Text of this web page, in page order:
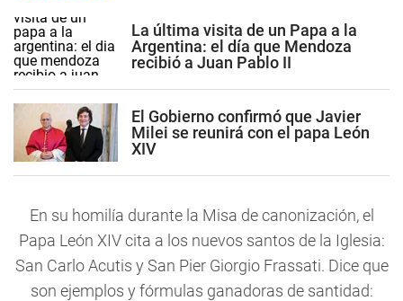
La última visita de un Papa a la
Argentina: el día que Mendoza
recibió a Juan Pablo II
El Gobierno confirmó que Javier
Milei se reunirá con el papa León
XIV
En su homilía durante la Misa de canonización, el
Papa León XIV cita a los nuevos santos de la Iglesia:
San Carlo Acutis y San Pier Giorgio Frassati. Dice que
son ejemplos y fórmulas ganadoras de santidad: